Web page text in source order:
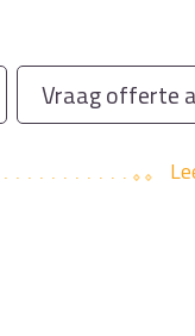
Vraag offerte